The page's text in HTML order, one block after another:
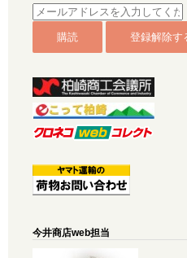
今井商店web担当